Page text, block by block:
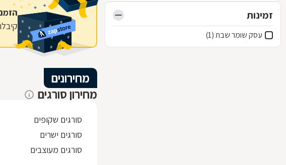
זמינות
עסק שומר שבת (1)
מחירונים
מחירון סורגים
סורגים שקופים
סורגים ישרים
סורגים מעוצבים